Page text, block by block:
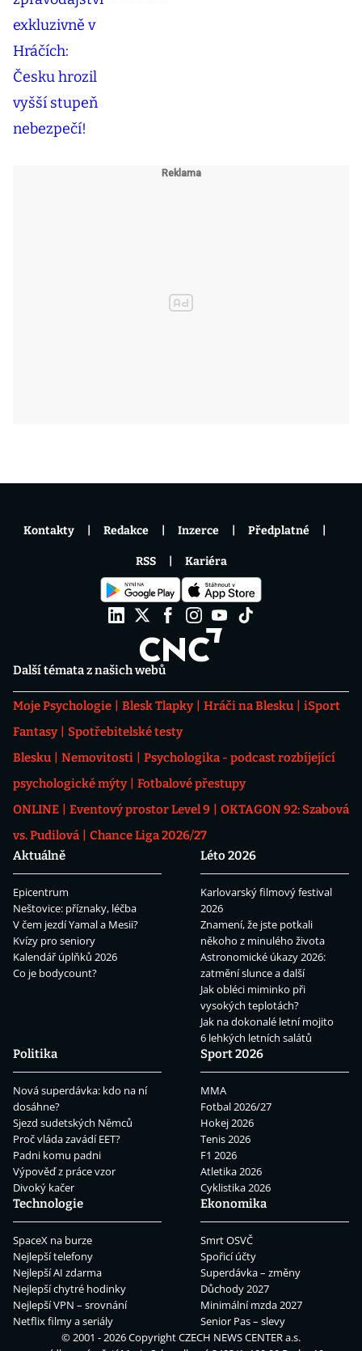
Další témata z našich webů
Moje Psychologie Blesk Tlapky Hráči na Blesku
iSport
Fantasy
Spotřebitelské testy
Blesku
Nemovitosti
Psychologika - podcast rozbíjející
psychologické mýty
Fotbalové přestupy
ONLINE
Eventový prostor Level 9
OKTAGON 92: Szabová
vs. Pudilová
Chance Liga 2026/27
Aktuálně
Epicentrum
Neštovice: příznaky, léčba
V čem jezdí Yamal a Mesii?
Kvízy pro seniory
Kalendář úplňků 2026
Co je bodycount?
Léto 2026
Karlovarský filmový festival
2026
Znamení, že jste potkali
někoho z minulého života
Astronomické úkazy 2026:
zatmění slunce a další
Jak obléci miminko při
vysokých teplotách?
Jak na dokonalé letní mojito
6 lehkých letních salátů
Politika
Nová superdávka: kdo na ní
dosáhne?
Sjezd sudetských Němců
Proč vláda zavádí EET?
Padni komu padni
Výpověď z práce vzor
Divoký kačer
Sport 2026
MMA
Fotbal 2026/27
Hokej 2026
Tenis 2026
F1 2026
Atletika 2026
Cyklistika 2026
Technologie
SpaceX na burze
Nejlepší telefony
Nejlepší AI zdarma
Nejlepší chytré hodinky
Nejlepší VPN – srovnání
Netflix filmy a seriály
Ekonomika
Smrt OSVČ
Spořicí účty
Superdávka – změny
Důchody 2027
Minimální mzda 2027
Senior Pas – slevy
Kontakty Redakce Inzerce Předplatné
RSS Kariéra
© 2001 - 2026 CopyrightCZECH NEWS CENTER a.s.